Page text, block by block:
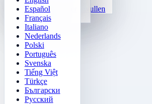
Getalpatroon invullen
Mijnenveger
Gomoku
Español
Français
Italiano
Nederlands
Polski
Português
Svenska
Tiếng Việt
Türkçe
Български
Русский